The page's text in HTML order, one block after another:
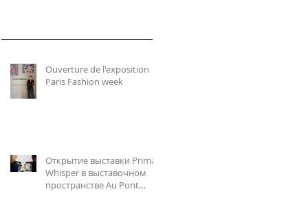
Ouverture de l'exposition
Paris Fashion week
Открытие выставки Primal
Whisper в выставочном
пространстве Au Pont